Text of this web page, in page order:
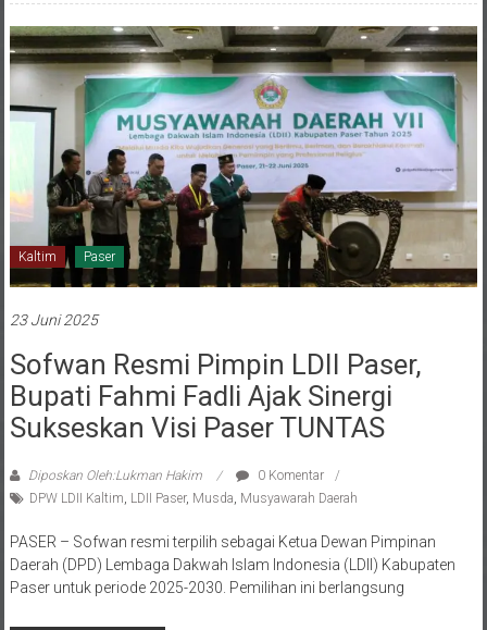
Kaltim Paser
23 Juni 2025
Sofwan Resmi Pimpin LDII Paser,
Bupati Fahmi Fadli Ajak Sinergi
Sukseskan Visi Paser TUNTAS
Diposkan Oleh:Lukman Hakim
0 Komentar
DPW LDII Kaltim, LDII Paser, Musda, Musyawarah Daerah
PASER – Sofwan resmi terpilih sebagai Ketua Dewan Pimpinan
Daerah (DPD) Lembaga Dakwah Islam Indonesia (LDII) Kabupaten
Paser untuk periode 2025-2030. Pemilihan ini berlangsung